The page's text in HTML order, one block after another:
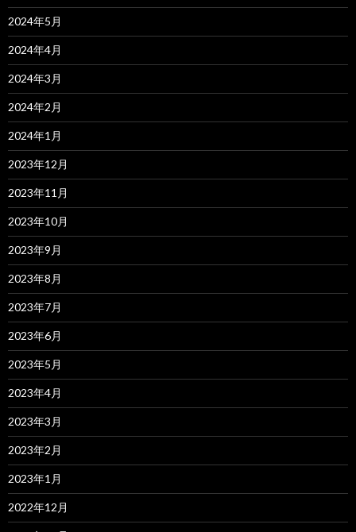
2024年5月
2024年4月
2024年3月
2024年2月
2024年1月
2023年12月
2023年11月
2023年10月
2023年9月
2023年8月
2023年7月
2023年6月
2023年5月
2023年4月
2023年3月
2023年2月
2023年1月
2022年12月